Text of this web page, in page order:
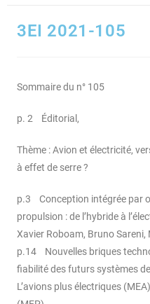
3EI 2021-105
Sommaire du n° 105
p. 2 Éditorial,
Thème : Avion et électricité,
à effet de serre ?
p.3 Conception intégrée par
propulsion : de l’hybride à
Xavier Roboam, Bruno
p.14 Nouvelles briques
fiabilité des futurs systèmes
L’avions plus électriques